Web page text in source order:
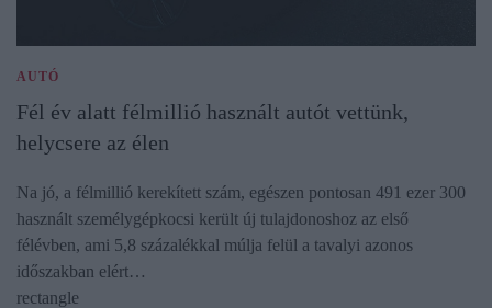
AUTÓ
Fél év alatt félmillió használt autót vettünk,
helycsere az élen
Na jó, a félmillió kerekített szám, egészen pontosan 491 ezer 300
használt személygépkocsi került új tulajdonoshoz az első
félévben, ami 5,8 százalékkal múlja felül a tavalyi azonos
időszakban elért…
rectangle